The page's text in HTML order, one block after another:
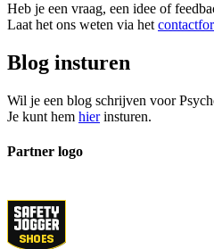
Heb je een vraag, een idee of
Laat het ons weten via het
Blog insturen
Wil je een blog schrijven voor
Je kunt hem hierinsturen.
Partner logo